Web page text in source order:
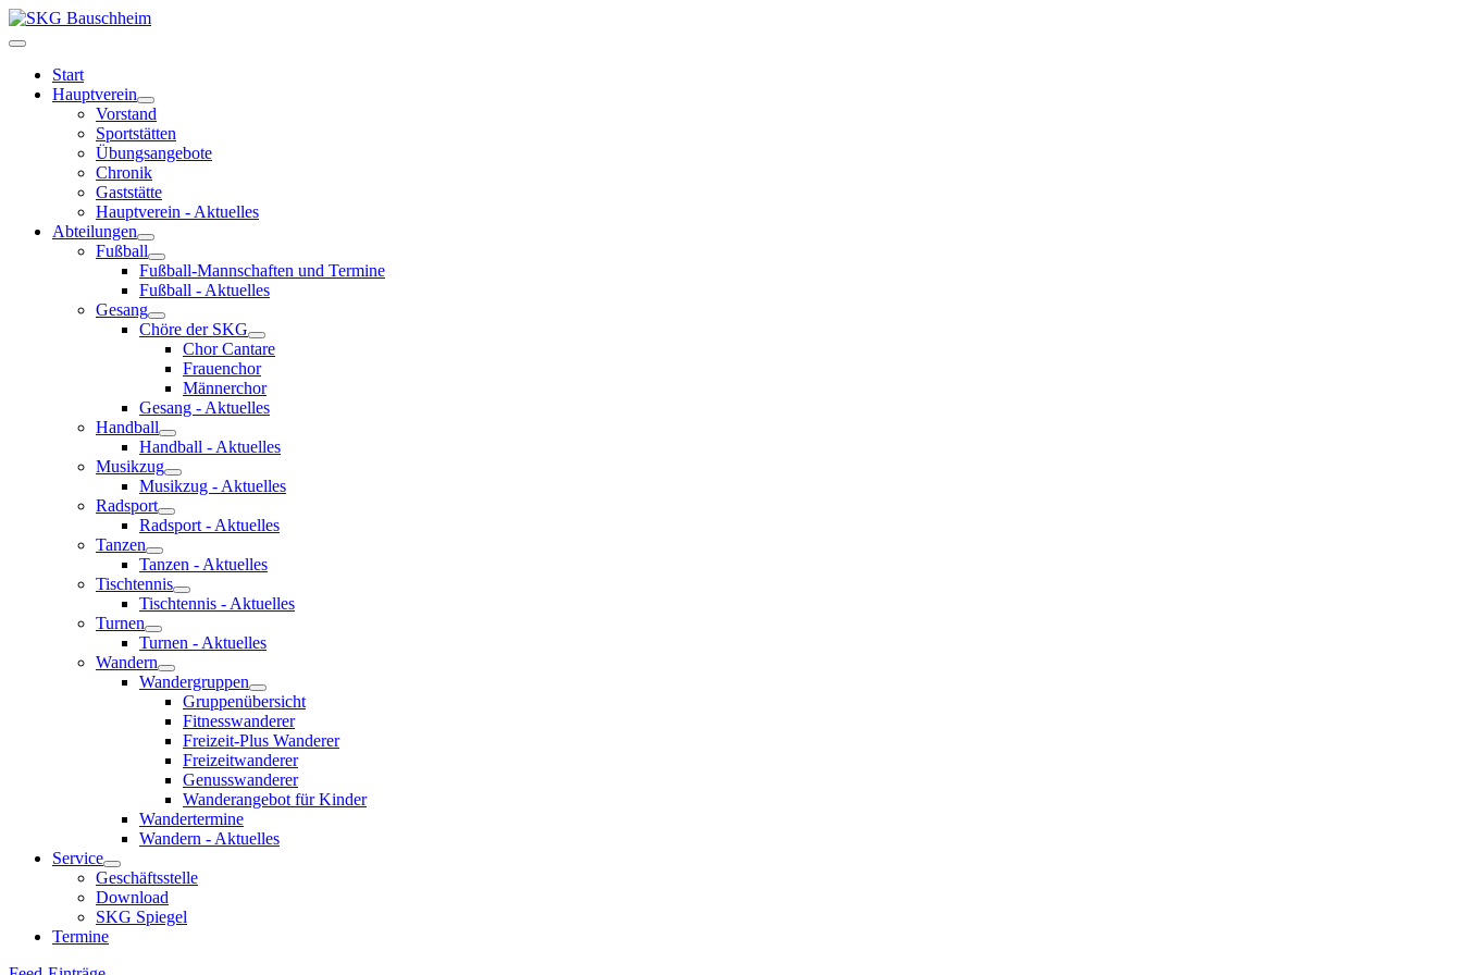
Start
Hauptverein
Vorstand
Sportstätten
Übungsangebote
Chronik
Gaststätte
Hauptverein - Aktuelles
Abteilungen
Fußball
Fußball-Mannschaften und Termine
Fußball - Aktuelles
Gesang
Chöre der SKG
Chor Cantare
Frauenchor
Männerchor
Gesang - Aktuelles
Handball
Handball - Aktuelles
Musikzug
Musikzug - Aktuelles
Radsport
Radsport - Aktuelles
Tanzen
Tanzen - Aktuelles
Tischtennis
Tischtennis - Aktuelles
Turnen
Turnen - Aktuelles
Wandern
Wandergruppen
Gruppenübersicht
Fitnesswanderer
Freizeit-Plus Wanderer
Freizeitwanderer
Genusswanderer
Wanderangebot für Kinder
Wandertermine
Wandern - Aktuelles
Service
Geschäftsstelle
Download
SKG Spiegel
Termine